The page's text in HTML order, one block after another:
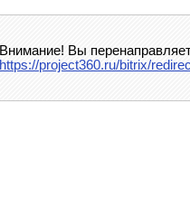
Внимание! Вы
https://project360.ru/bitrix/